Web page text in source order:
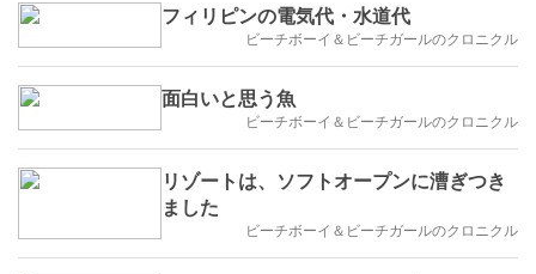
フィリピンの電気代・水道代
ビーチボーイ＆ビーチガールのクロニクル
面白いと思う魚
ビーチボーイ＆ビーチガールのクロニクル
リゾートは、ソフトオープンに漕ぎつき
ました
ビーチボーイ＆ビーチガールのクロニクル